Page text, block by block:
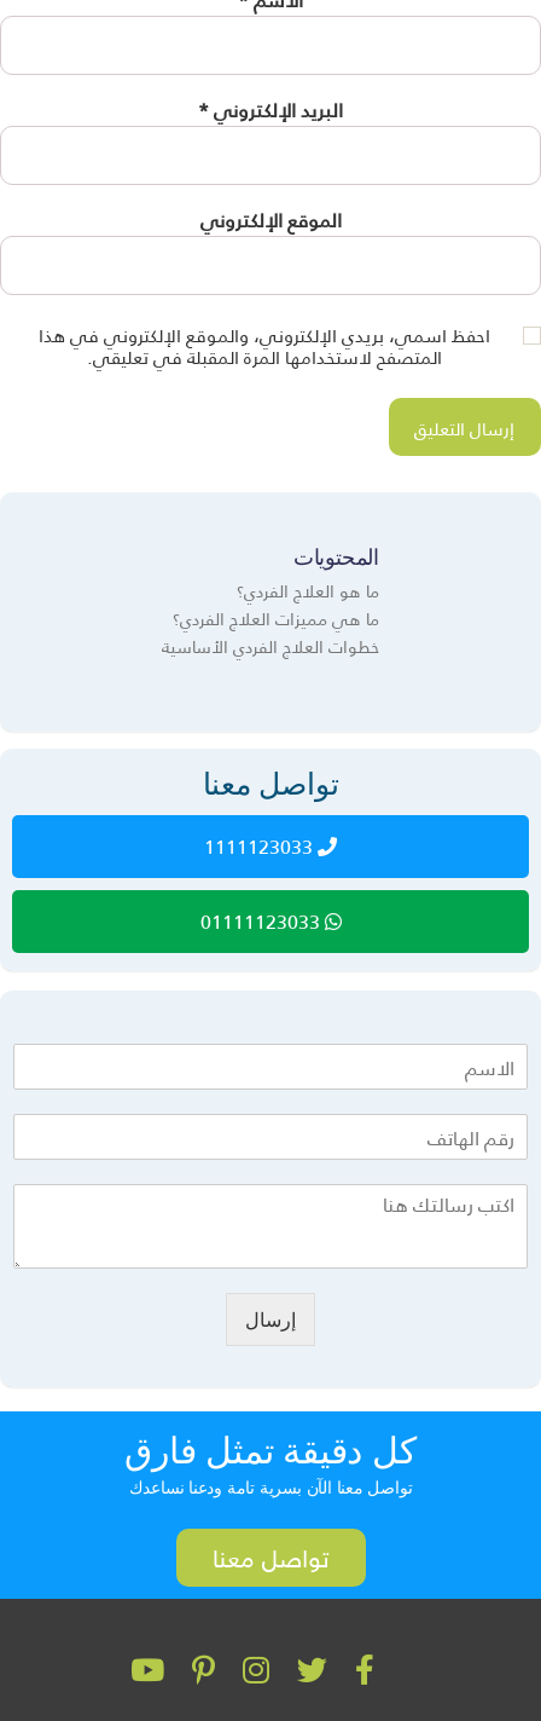
البريد الإلكتروني*
الموقع الإلكتروني
احفظ اسمي، بريدي الإلكتروني، والموقع الإلكتروني في هذا
المتصفح لاستخدامها المرة المقبلة في تعليقي.
المحتويات
ما هو العلاج الفردي؟
ما هي مميزات العلاج الفردي؟
خطوات العلاج الفردي الأساسية
تواصل معنا
1111123033
01111123033
إرسال
كل دقيقة تمثل فارق
تواصل معنا الآن بسرية تامة ودعنا نساعدك
تواصل معنا